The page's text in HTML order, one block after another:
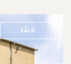
Såld